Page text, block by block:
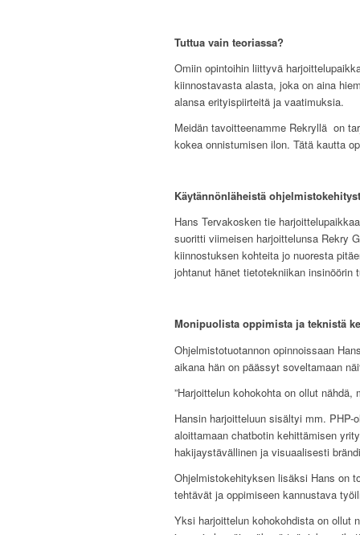
Tuttua vain teoriassa?
Omiin opintoihin liittyvä
kiinnostavasta alasta, joka on aina
alansa erityispiirteitä ja vaatimuksia.
Meidän tavoitteenamme Rekryllä on
kokea onnistumisen ilon. Tätä kautta
Käytännönläheistä
Hans Tervakosken tie
suoritti viimeisen harjoittelunsa Rekry
kiinnostuksen kohteita jo nuoresta
johtanut hänet tietotekniikan
Monipuolista oppimista ja teknistä
Ohjelmistotuotannon opinnoissaan
aikana hän on päässyt soveltamaan
”Harjoittelun kohokohta on ollut
Hansin harjoitteluun sisältyi mm.
aloittamaan chatbotin kehittämisen
hakijaystävällinen ja visuaalisesti
Ohjelmistokehityksen lisäksi Hans on
tehtävät ja oppimiseen kannustava
Yksi harjoittelun kohokohdista on ollut